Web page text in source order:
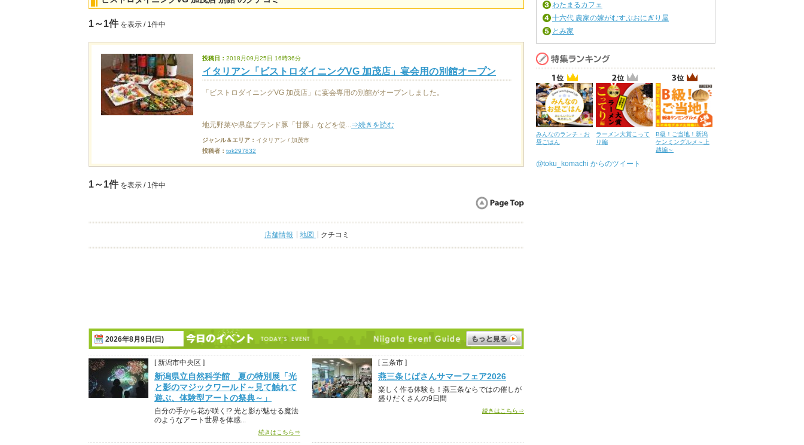
1～1件 を表示 / 1件中
投稿日： 2018月09月25日 16時36分
イタリアン「ビストロダイニングVG 加茂店」宴会用の別館オープン
「ビストロダイニングVG 加茂店」に宴会専用の別館がオープンしました。
地元野菜や県産ブランド豚「甘豚」などを使...⇒続きを読む
ジャンル＆エリア： イタリアン / 加茂市
投稿者： tok297832
1～1件 を表示 / 1件中
店舗情報 地図 クチコミ
2026年8月9日(日)
[ 新潟市中央区 ]
新潟県立自然科学館 夏の特別展「光
と影のマジックワールド～見て触れて
遊ぶ、体験型アートの祭典～」
自分の手から花が咲く!? 光と影が魅せる魔法
のようなアート世界を体感...
続きはこちら⇒
[ 三条市 ]
燕三条じばさんサマーフェア2026
楽しく作る体験も！燕三条ならではの催しが
盛りだくさんの9日間
続きはこちら⇒
わたまるカフェ
十六代 農家の嫁がむすぶおにぎり屋
とみ家
みんなのランチ・お
昼ごはん
ラーメン大賞こって
り編
B級！ご当地！新潟
ケンミングルメ～上
越編～
@toku_komachi からのツイート